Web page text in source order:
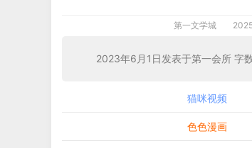
第一文学城
2023年6月1日发表于第一会所
猫咪视频
色色漫画